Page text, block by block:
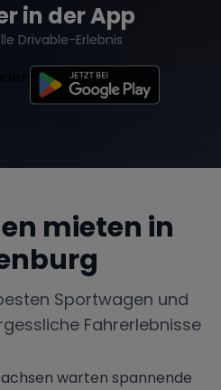
in der App
Drivable-Erlebnis
mieten in
Sportwagen und
Fahrerlebnisse
warten spannende